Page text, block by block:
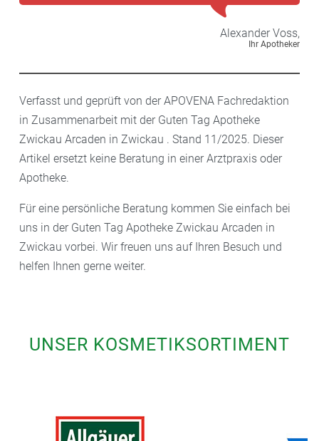
Alexander Voss,
Ihr Apotheker
Verfasst und geprüft von der APOVENA Fachredaktion
in Zusammenarbeit mit der Guten Tag Apotheke
Zwickau Arcaden in Zwickau . Stand 11/2025. Dieser
Artikel ersetzt keine Beratung in einer Arztpraxis oder
Apotheke.
Für eine persönliche Beratung kommen Sie einfach bei
uns in der Guten Tag Apotheke Zwickau Arcaden in
Zwickau vorbei. Wir freuen uns auf Ihren Besuch und
helfen Ihnen gerne weiter.
UNSER KOSMETIKSORTIMENT